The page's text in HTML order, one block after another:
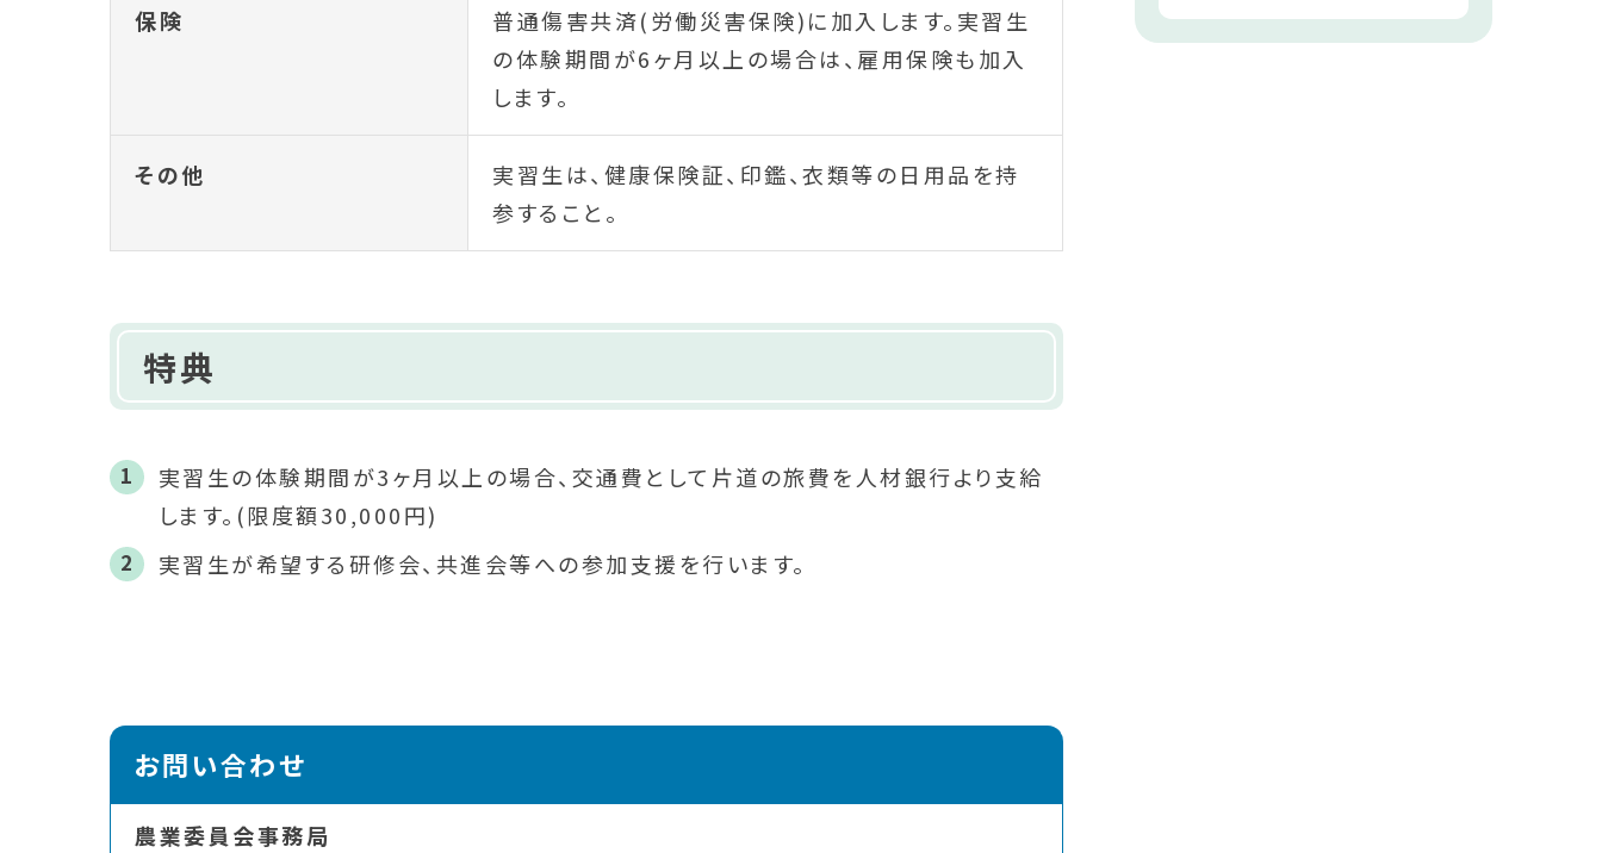
保険
普通傷害共済(労働災害保険)に加入します。実習生
の体験期間が6ヶ月以上の場合は、雇用保険も加入
します。
その他
実習生は、健康保険証、印鑑、衣類等の日用品を持
参すること。
特典
実習生の体験期間が3ヶ月以上の場合、交通費として片道の旅費を人材銀行より支給
します。(限度額30,000円)
実習生が希望する研修会、共進会等への参加支援を行います。
お問い合わせ
農業委員会事務局